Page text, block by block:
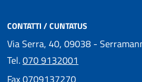
CONTATTI / CUNTATUS
Via Serra, 40, 09038 -
Tel.070 9132001
Fax0709137270